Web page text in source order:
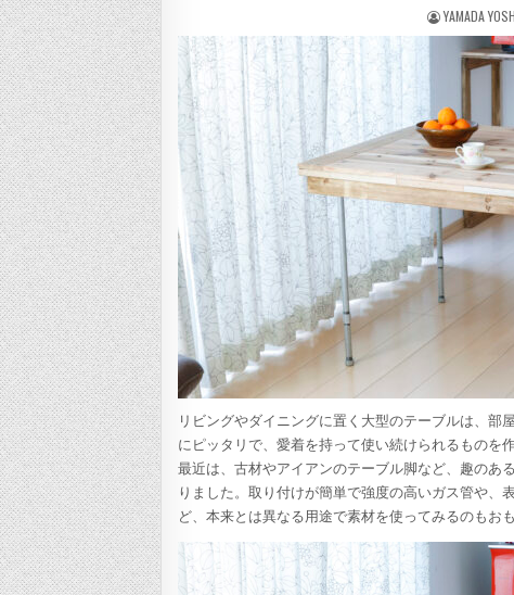
AUTHOR:
YAMADA
リビングやダイニングに置く大型のテーブルは、部
にピッタリで、愛着を持って使い続けられるものを
最近は、古材やアイアンのテーブル脚など、趣のあ
りました。取り付けが簡単で強度の高いガス管や、
ど、本来とは異なる用途で素材を使ってみるのもお